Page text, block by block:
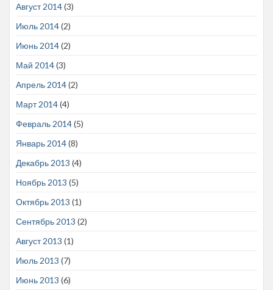
Август 2014(3)
Июль 2014(2)
Июнь 2014(2)
Май 2014(3)
Апрель 2014(2)
Март 2014(4)
Февраль 2014(5)
Январь 2014(8)
Декабрь 2013 (4)
Ноябрь 2013 (5)
Октябрь 2013 (1)
Сентябрь 2013 (2)
Август 2013 (1)
Июль 2013 (7)
Июнь 2013 (6)